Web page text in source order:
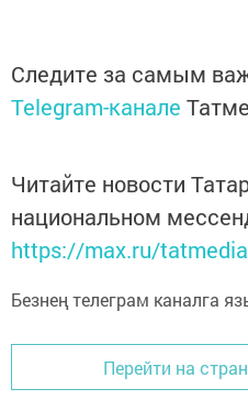
Следите за самым
Telegram-канале
Читайте новости
национальном
https://max.ru/tatmedia
Безнең телеграм каналга
Перейти на